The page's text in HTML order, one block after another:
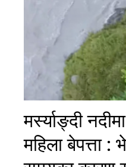
मर्स्याङ्दी
महिला बेपत्ता :